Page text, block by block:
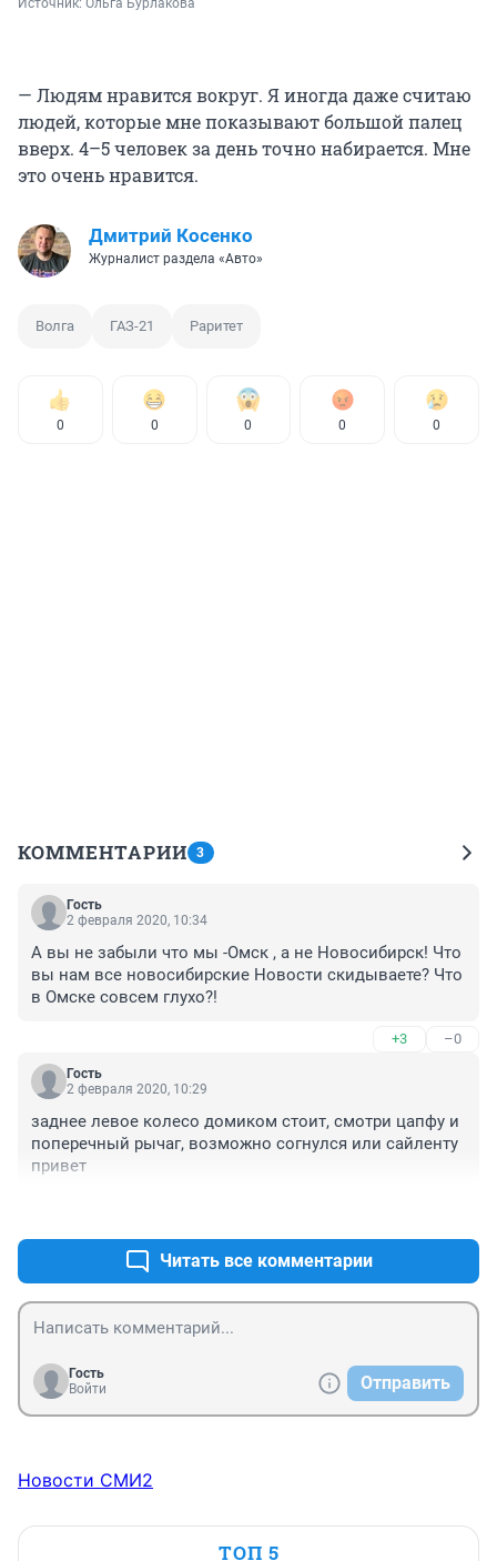
Источник: Ольга Бурлакова
— Людям нравится вокруг. Я иногда даже считаю
людей, которые мне показывают большой палец
вверх. 4–5 человек за день точно набирается. Мне
это очень нравится.
Дмитрий Косенко
Журналист раздела «Авто»
Волга ГАЗ-21 Раритет
0 0 0 0 0
КОММЕНТАРИИ 3
Гость
2 февраля 2020, 10:34
А вы не забыли что мы -Омск , а не Новосибирск! Что
вы нам все новосибирские Новости скидываете? Что
в Омске совсем глухо?!
+3 –0
Гость
2 февраля 2020, 10:29
заднее левое колесо домиком стоит, смотри цапфу и
поперечный рычаг, возможно согнулся или сайленту
привет
Читать все комментарии
Гость
Войти
Отправить
Новости СМИ2
ТОП 5